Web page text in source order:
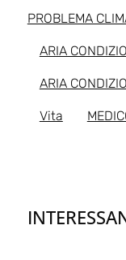
PROBLEMA
ARIA
ARIA
Vita